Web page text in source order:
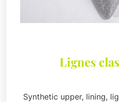
Lignes
Synthetic upper, lining,